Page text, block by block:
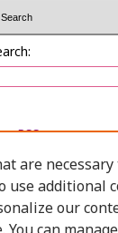
orRSS
are
use additional
our